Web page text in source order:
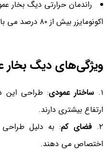
راندمان حرارتی دیگ بخار
اکونومایزر بیش از ۸۰ درصد می باشد.
ویژگی‌های دیگ بخار
۱. ساختار عمودی: طراحی این
ارتفاع بیشتری دارند.
۲. فضای کم: به دلیل
اختصاص می دهند.